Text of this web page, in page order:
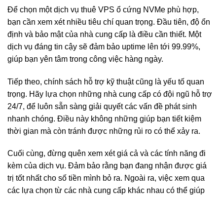
Để chọn một dịch vụ thuê VPS ổ cứng NVMe phù hợp,
bạn cần xem xét nhiều tiêu chí quan trọng. Đầu tiên, độ ổn
định và bảo mật của nhà cung cấp là điều cần thiết. Một
dịch vụ đáng tin cậy sẽ đảm bảo uptime lên tới 99.99%,
giúp bạn yên tâm trong công việc hàng ngày.
Tiếp theo, chính sách hỗ trợ kỹ thuật cũng là yếu tố quan
trọng. Hãy lựa chọn những nhà cung cấp có đội ngũ hỗ trợ
24/7, để luôn sẵn sàng giải quyết các vấn đề phát sinh
nhanh chóng. Điều này không những giúp bạn tiết kiệm
thời gian mà còn tránh được những rủi ro có thể xảy ra.
Cuối cùng, đừng quên xem xét giá cả và các tính năng đi
kèm của dịch vụ. Đảm bảo rằng bạn đang nhận được giá
trị tốt nhất cho số tiền mình bỏ ra. Ngoài ra, việc xem qua
các lựa chọn từ các nhà cung cấp khác nhau có thể giúp